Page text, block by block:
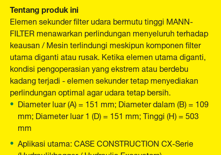
Tentang produk ini
Elemen sekunder filter udara bermutu tinggi MANN-
FILTER menawarkan perlindungan menyeluruh terhadap
keausan / Mesin terlindungi meskipun komponen filter
utama diganti atau rusak. Ketika elemen utama diganti,
kondisi pengoperasian yang ekstrem atau berdebu
kadang terjadi - elemen sekunder tetap menyediakan
perlindungan optimal agar udara tetap bersih.
Diameter luar (A) = 151 mm; Diameter dalam (B) = 109
mm; Diameter luar 1 (D) = 151 mm; Tinggi (H) = 503
mm
Aplikasi utama: CASE CONSTRUCTION CX-Serie